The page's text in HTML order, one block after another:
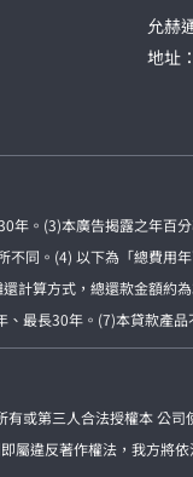
允赫
地址：
。(3)本廣告揭露之年
同。(4) 以下為「總費
算方式，總還款金額
最長30年。(7)本貸款產
或第三人合法授權本 公司
屬違反著作權法，我方將